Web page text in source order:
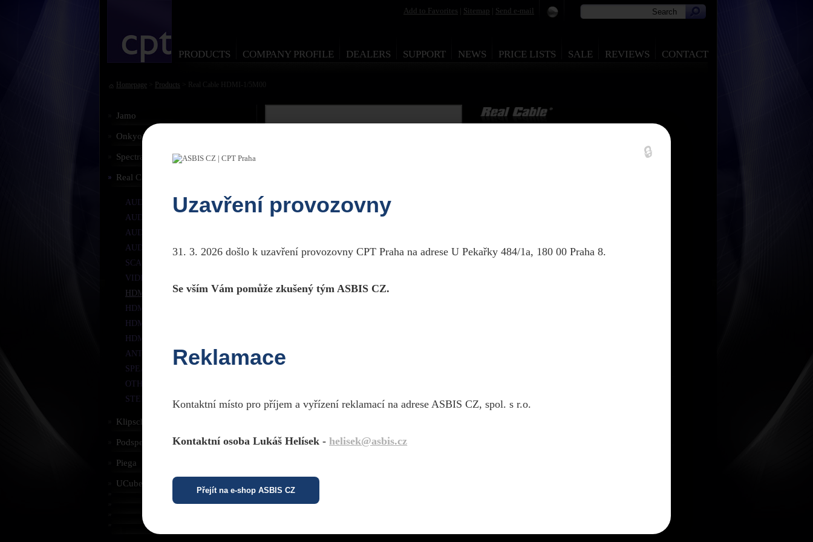
PRODUCTS COMPANY PROFILE DEALERS SUPPORT NEWS PRICE LISTS SALE REVIEWS CONTACT
Add to Favorites Sitemap Send e-mail
🔒
Uzavření provozovny
31. 3. 2026 došlo k uzavření provozovny CPT Praha na adrese U Pekařky 484/1a, 180 00 Praha 8.
Se vším Vám pomůže zkušený tým ASBIS CZ.
Reklamace
Kontaktní místo pro příjem a vyřízení reklamací na adrese ASBIS CZ, spol. s r.o.
Kontaktní osoba Lukáš Helísek -helisek@asbis.cz
Přejít na e-shop ASBIS CZ
Homepage Products > Real Cable HDMI-1/5M00
Jamo
Onkyo
Spectral
Real Cable
AUDIO STEREO RCA
AUDIO SUBWOOFER
AUDIO OPTICAL
AUDIO DIGITAL COAX
SCART
VIDEO COMPONENT YUV
HDMI
HDMI - MINI HDMI
HDMI/DVI
HDMI ACCESSORIES
ANTENNA
SPEAKER CABLES
OTHER
STEREO JACK
Klipsch
Podspeakers
Piega
UCube
connection to flat TVs, videoprojectors or Home Cinema amplifiers. Length 5 meters.
Parameters